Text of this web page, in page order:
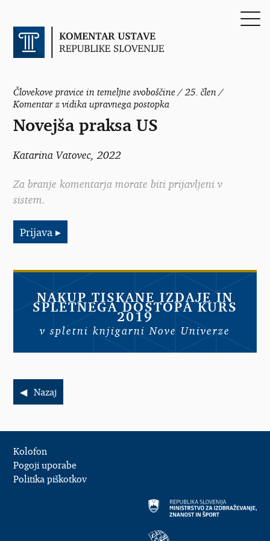
Človekove pravice in temeljne svoboščine / 25. člen /
Komentar z vidika upravnega postopka
Novejša praksa US
Katarina Vatovec , 2022
Za branje komentarja morate biti prijavljeni v
sistem.
Prijava
NAKUP TISKANE IZDAJE IN
SPLETNEGA DOSTOPA KURS
2019
v spletni knjigarni Nove Univerze
Nazaj
Kolofon
Pogoji uporabe
Politika piškotkov